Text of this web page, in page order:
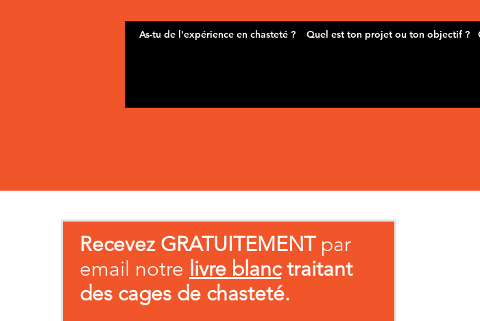
Recevez GRATUITEMENTpar
email notre livre blanctraitant
des cages de chasteté.